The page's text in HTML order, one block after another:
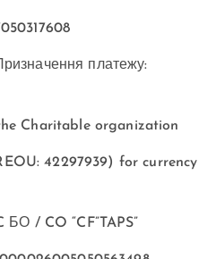
платежу:
Charitable organization
42297939) for currency
/ CO “CF”TAPS”